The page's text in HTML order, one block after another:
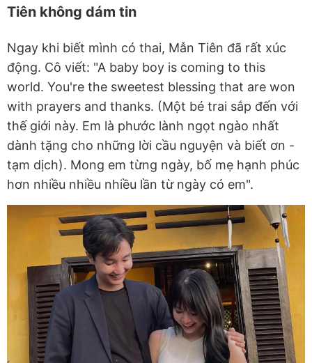
Tiên không dám tin
Ngay khi biết mình có thai, Mẫn Tiên đã rất xúc
động. Cô viết: "A baby boy is coming to this
world. You're the sweetest blessing that are won
with prayers and thanks. (Một bé trai sắp đến với
thế giới này. Em là phước lành ngọt ngào nhất
dành tặng cho những lời cầu nguyện và biết ơn -
tạm dịch). Mong em từng ngày, bố mẹ hạnh phúc
hơn nhiều nhiều nhiều lần từ ngày có em".